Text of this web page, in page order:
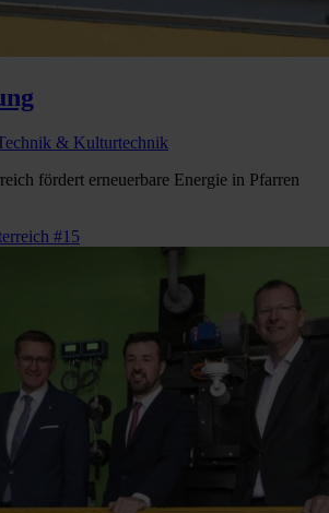
& Kulturtechnik
fördert erneuerbare Energie in Pfarren
#15